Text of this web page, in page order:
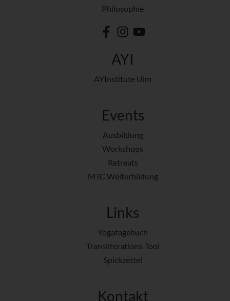
Philosophie
AYI
AYInstitute Ulm
Events
Ausbildung
Workshops
Retreats
MTC Weiterbildung
Links
Yogatagebuch
Transliterations-Tool
Spickzettel
Kontakt